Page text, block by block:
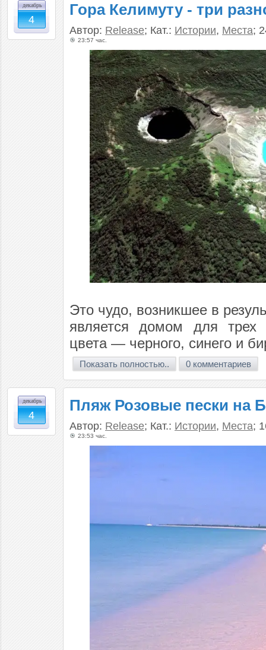
декабрь
4
Гора Келимуту - три
Автор: Release; Кат.: Истории, Места;
23:57 час.
Это чудо, возникшее в
является домом для трех
цвета — черного, синего и
Показать полностью.. 0 комментариев
декабрь
4
Пляж Розовые пески на
Автор: Release; Кат.: Истории, Места;
23:53 час.